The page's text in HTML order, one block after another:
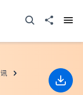
打开搜寻器分享至
下载